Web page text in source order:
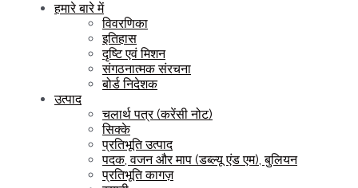
हमारे बारे में
विवरणिका
इतिहास
दृष्टि एवं मिशन
संगठनात्मक संरचना
बोर्ड निदेशक
उत्पाद
चलार्थ पत्र (करेंसी नोट)
सिक्के
प्रतिभूति उत्पाद
पदक, वजन और माप (डब्ल्यू एंड एम), बुलियन
प्रतिभूति कागज़